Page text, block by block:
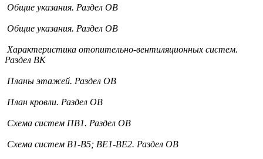
Общие указания. Раздел ОВ
Общие указания. Раздел ОВ
Характеристика отопительно-вентиляционных систем.
Раздел ВК
Планы этажей. Раздел ОВ
План кровли. Раздел ОВ
Схема систем ПВ1. Раздел ОВ
Схема систем В1-В5; ВЕ1-ВЕ2. Раздел ОВ